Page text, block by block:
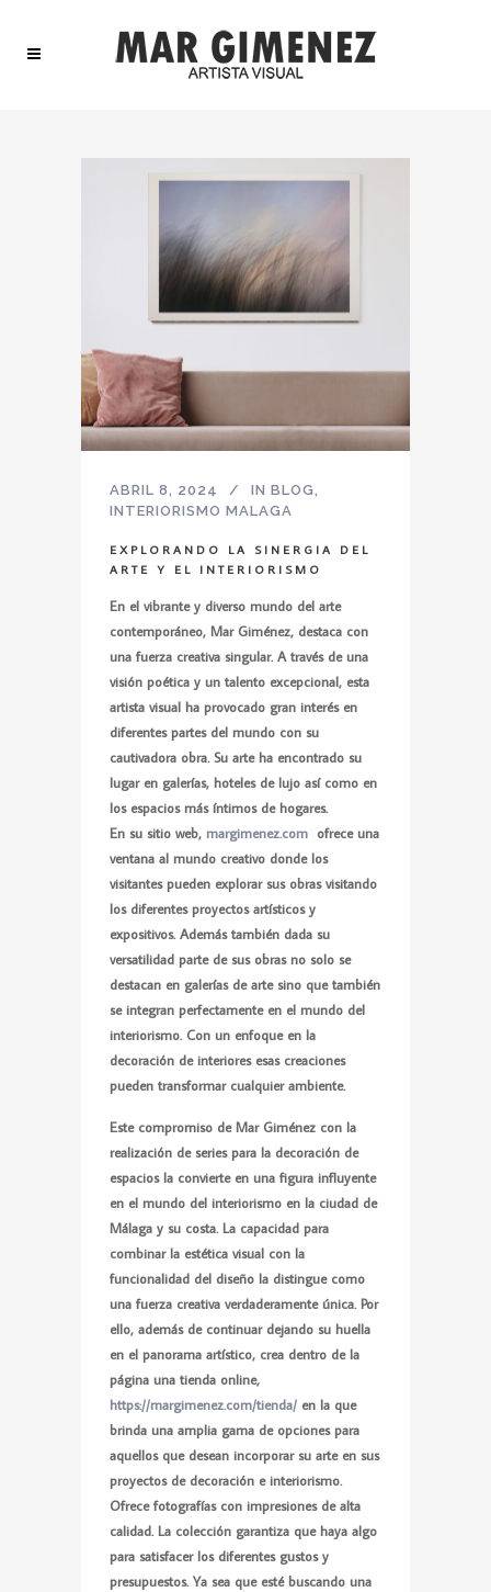
ABRIL 8, 2024 IN BLOG,
INTERIORISMO MALAGA
EXPLORANDO LA SINERGIA DEL
ARTE Y EL INTERIORISMO
En el vibrante y diverso mundo del arte
contemporáneo, Mar Giménez, destaca con
una fuerza creativa singular. A través de una
visión poética y un talento excepcional, esta
artista visual ha provocado gran interés en
diferentes partes del mundo con su
cautivadora obra. Su arte ha encontrado su
lugar en galerías, hoteles de lujo así como en
los espacios más íntimos de hogares.
En su sitio web, margimenez.com ofrece una
ventana al mundo creativo donde los
visitantes pueden explorar sus obras visitando
los diferentes proyectos artísticos y
expositivos. Además también dada su
versatilidad parte de sus obras no solo se
destacan en galerías de arte sino que también
se integran perfectamente en el mundo del
interiorismo. Con un enfoque en la
decoración de interiores esas creaciones
pueden transformar cualquier ambiente.
Este compromiso deMar Giménez con la
realización de series para la decoración de
espacios la convierte en una figura influyente
en el mundo del interiorismo en la ciudad de
Málaga y su costa. La capacidad para
combinar la estética visual con la
funcionalidad del diseño la distingue como
una fuerza creativa verdaderamente única. Por
ello, además de continuar dejando su huella
en el panorama artístico, crea dentro de la
página una tienda online,
https://margimenez.com/tienda/ en la que
brinda una amplia gama de opciones para
aquellos que desean incorporar su arte en sus
proyectos de decoración e interiorismo.
Ofrece fotografías con impresiones de alta
calidad. La colección garantiza que haya algo
para satisfacer los diferentes gustos y
presupuestos. Ya sea que esté buscando una